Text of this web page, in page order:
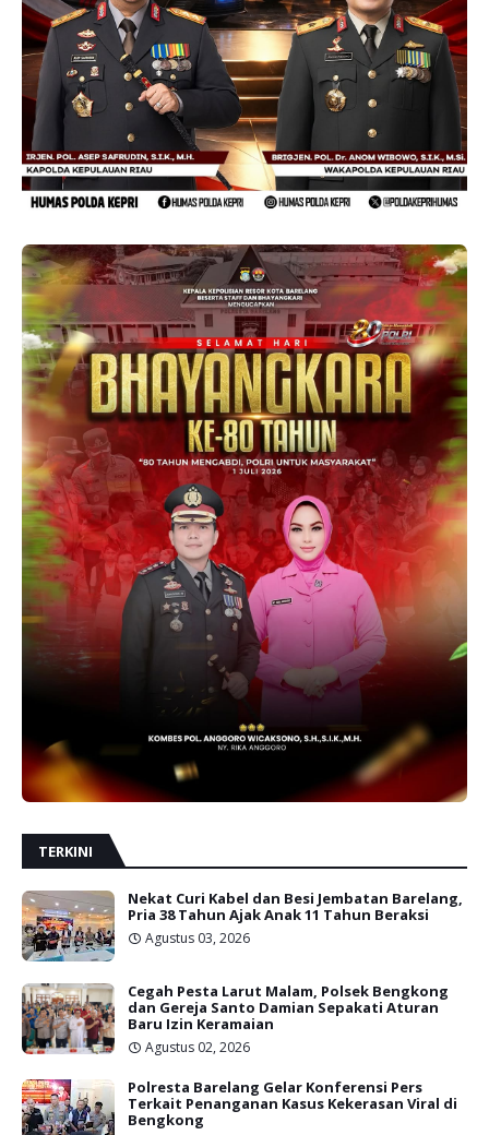
TERKINI
Nekat Curi Kabel dan Besi Jembatan Barelang,
Pria 38 Tahun Ajak Anak 11 Tahun Beraksi
Agustus 03, 2026
Cegah Pesta Larut Malam, Polsek Bengkong
dan Gereja Santo Damian Sepakati Aturan
Baru Izin Keramaian
Agustus 02, 2026
Polresta Barelang Gelar Konferensi Pers
Terkait Penanganan Kasus Kekerasan Viral di
Bengkong